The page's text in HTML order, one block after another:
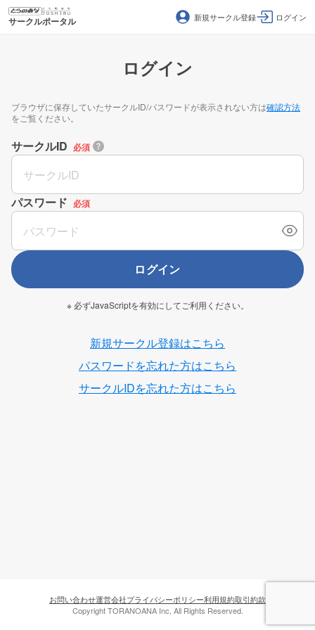
サークルポータル 新規サークル登録 ログイン
ログイン
ブラウザに保存していたサークルID/パスワードが表示されない方は確認方法
をご覧ください。
サークルID 必須
パスワード 必須
ログイン
※ 必ずJavaScriptを有効にしてご利用ください。
新規サークル登録はこちら
パスワードを忘れた方はこちら
サークルIDを忘れた方はこちら
お問い合わせ運営会社プライバシーポリシー利用規約取引約款
Copyright TORANOANA Inc, All Rights Reserved.